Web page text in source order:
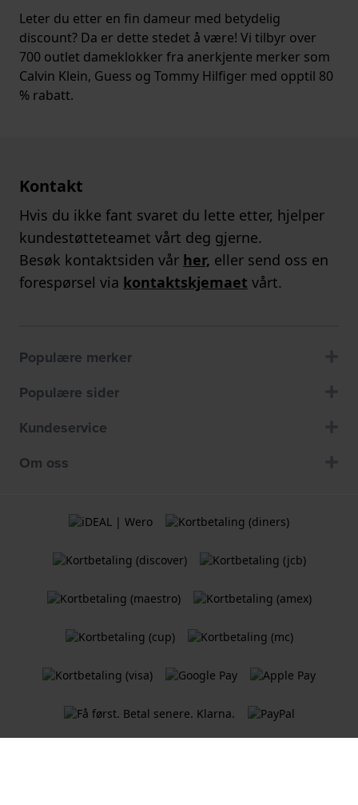
Leter du etter en fin dameur med betydelig
discount? Da er dette stedet å være! Vi tilbyr over
700 outlet dameklokker fra anerkjente merker som
Calvin Klein, Guess og Tommy Hilfiger med opptil 80
% rabatt.
Kontakt
Hvis du ikke fant svaret du lette etter, hjelper
kundestøtteteamet vårt deg gjerne.
Besøk kontaktsiden vår her, eller send oss en
forespørsel via kontaktskjemaet vårt.
Populære merker
Populære sider
Kundeservice
Om oss